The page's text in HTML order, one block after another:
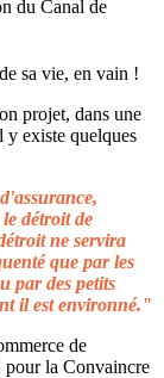
sa vie, en vain !
projet, dans une
y existe quelques
détroit de
ne servira
que par les
par des petits
il est environné."
de
la Convaincre